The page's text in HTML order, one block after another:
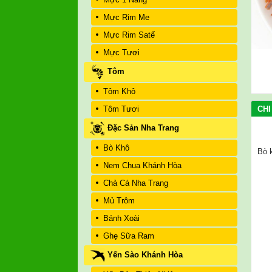
Mực Rim Me
Mực Rim Satế
Mực Tươi
Tôm
Tôm Khô
Tôm Tươi
Đặc Sản Nha Trang
Bò Khô
Nem Chua Khánh Hòa
Chả Cá Nha Trang
Mủ Trôm
Bánh Xoài
Ghẹ Sữa Ram
Yến Sào Khánh Hòa
Bò